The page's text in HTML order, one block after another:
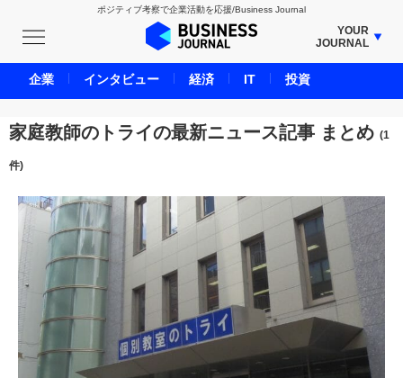
ポジティブ考察で企業活動を応援/Business Journal
YOUR
JOURNAL
BUSINESS JOURNAL
UNICORN JOURNAL
CARBON CREDITS JOURNAL
INBOUND JOURNAL
LIFE ENDING JOURNAL
AI JOURNAL
REAL ESTATE BROKERAGE JOURNAL
SMART MARKETING JOURNAL
BPaaS JOURNAL
ADOPTABLE DOG JOURNAL
家庭教師のトライの最新ニュース記事 まとめ (1
件)
企業 インタビュー 経済 IT 投資